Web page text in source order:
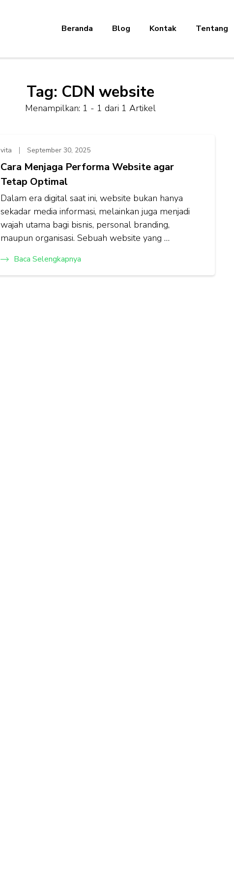
Beranda Blog Kontak Tentang
Tag: CDN website
Menampilkan: 1 - 1 dari 1 Artikel
vita September 30, 2025
Cara Menjaga Performa Website agar
Tetap Optimal
Dalam era digital saat ini, website bukan hanya
sekadar media informasi, melainkan juga menjadi
wajah utama bagi bisnis, personal branding,
maupun organisasi. Sebuah website yang …
Baca Selengkapnya